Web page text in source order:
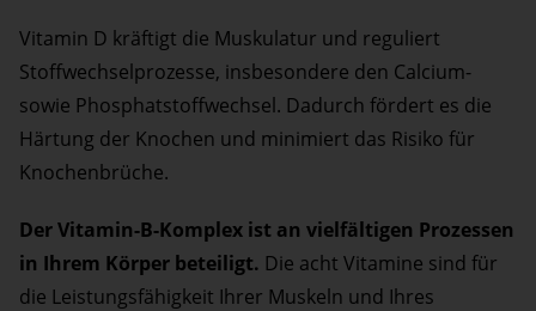
Vitamin D kräftigt die Muskulatur und reguliert
Stoffwechselprozesse, insbesondere den Calcium-
sowie Phosphatstoffwechsel. Dadurch fördert es die
Härtung der Knochen und minimiert das Risiko für
Knochenbrüche.
Der Vitamin-B-Komplex ist an vielfältigen Prozessen
in Ihrem Körper beteiligt. Die acht Vitamine sind für
die Leistungsfähigkeit Ihrer Muskeln und Ihres